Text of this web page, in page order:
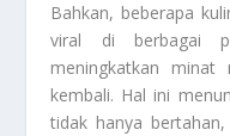
Bahkan, beberapa
viral di berbagai
meningkatkan minat
kembali. Hal ini
tidak hanya